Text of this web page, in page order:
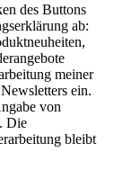
des Buttons
ab:
meiner
ein.
von
Die
bleibt